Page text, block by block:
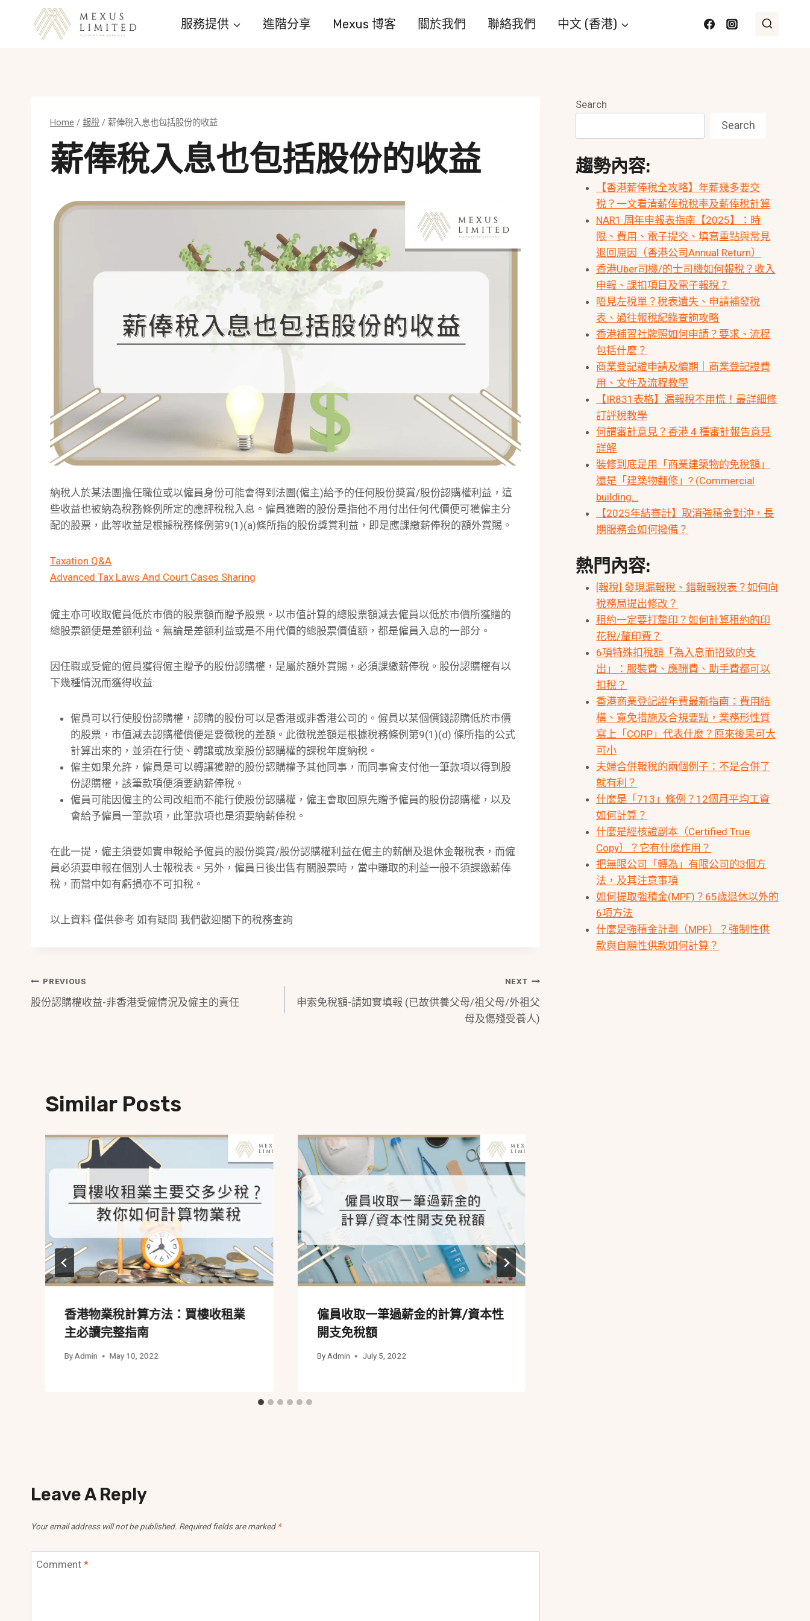
服務提供 進階分享 Mexus 博客 關於我們 聯絡我們 中文 (香港)
Home / 報稅 / 薪俸稅入息也包括股份的收益
薪俸稅入息也包括股份的收益
納稅人於某法團擔任職位或以僱員身份可能會得到法團(僱主)給予的任何股份獎賞/股份認購權利益，這
些收益也被納為稅務條例所定的應評稅稅入息。僱員獲贈的股份是指他不用付出任何代價便可獲僱主分
配的股票，此等收益是根據稅務條例第9(1)(a)條所指的股份獎賞利益，即是應課繳薪俸稅的額外賞賜。
Taxation Q&A
Advanced Tax Laws And Court Cases Sharing
僱主亦可收取僱員低於市價的股票額而贈予股票。以市值計算的總股票額減去僱員以低於市價所獲贈的
總股票額便是差額利益。無論是差額利益或是不用代價的總股票價值額，都是僱員入息的一部分。
因任職或受僱的僱員獲得僱主贈予的股份認購權，是屬於額外賞賜，必須課繳薪俸稅。股份認購權有以
下幾種情況而獲得收益:
僱員可以行使股份認購權，認購的股份可以是香港或非香港公司的。僱員以某個價錢認購低於市價
的股票，市值減去認購權價便是要徵稅的差額。此徵稅差額是根據稅務條例第9(1)(d) 條所指的公式
計算出來的，並須在行使、轉讓或放棄股份認購權的課稅年度納稅。
僱主如果允許，僱員是可以轉讓獲贈的股份認購權予其他同事，而同事會支付他一筆款項以得到股
份認購權，該筆款項便須要納薪俸稅。
僱員可能因僱主的公司改組而不能行使股份認購權，僱主會取回原先贈予僱員的股份認購權，以及
會給予僱員一筆款項，此筆款項也是須要納薪俸稅。
在此一提，僱主須要如實申報給予僱員的股份獎賞/股份認購權利益在僱主的薪酬及退休金報稅表，而僱
員必須要申報在個別人士報稅表。另外，僱員日後出售有關股票時，當中賺取的利益一般不須課繳薪俸
稅，而當中如有虧損亦不可扣稅。
以上資料 僅供參考 如有疑問 我們歡迎閣下的稅務查詢
Post
PREVIOUS
股份認購權收益-非香港受僱情況及僱主的責任
NEXT
申索免稅額-請如實填報 (已故供養父母/祖父母/外祖父
母及傷殘受養人)
Similar Posts
香港物業稅計算方法：買樓收租業
主必讀完整指南
ByAdmin May 10, 2022
僱員收取一筆過薪金的計算/資本性
開支免稅額
By Admin July 5, 2022
Leave A Reply
Your email address will not be published. Required fields are marked *
Comment *
Search
Search
趨勢內容:
【香港薪俸稅全攻略】年薪幾多要交
稅？一文看清薪俸稅稅率及薪俸稅計算
NAR1 周年申報表指南【2025】：時
限、費用、電子提交、填寫重點與常見
退回原因（香港公司Annual Return）
香港Uber司機/的士司機如何報稅？收入
申報、課扣項目及電子報稅？
唔見左稅單？稅表遺失、申請補發稅
表、過往報稅紀錄查詢攻略
香港補習社牌照如何申請？要求、流程
包括什麼？
商業登記證申請及續期｜商業登記證費
用、文件及流程教學
【IR831表格】漏報稅不用慌！最詳細修
訂評稅教學
何謂審計意見？香港 4 種審計報告意見
詳解
裝修到底是用「商業建築物的免稅額」
還是「建築物翻修」? (Commercial
building…
【2025年結審計】取消強積金對沖，長
期服務金如何撥備？
熱門內容:
[報稅] 發現漏報稅、錯報報稅表？如何向
稅務局提出修改？
租約一定要打釐印？如何計算租約的印
花稅/釐印費？
6項特殊扣稅額「為入息而招致的支
出」：服裝費、應酬費、助手費都可以
扣稅？
香港商業登記證年費最新指南：費用結
構、寬免措施及合規要點，業務形性質
寫上「CORP」代表什麼？原來後果可大
可小
夫婦合併報稅的兩個例子：不是合併了
就有利？
什麼是「713」條例？12個月平均工資
如何計算？
什麼是經核證副本（Certified True
Copy）？它有什麼作用？
把無限公司「轉為」有限公司的3個方
法，及其注意事項
如何提取強積金(MPF)？65歲退休以外的
6項方法
什麼是強積金計劃（MPF）？強制性供
款與自願性供款如何計算？